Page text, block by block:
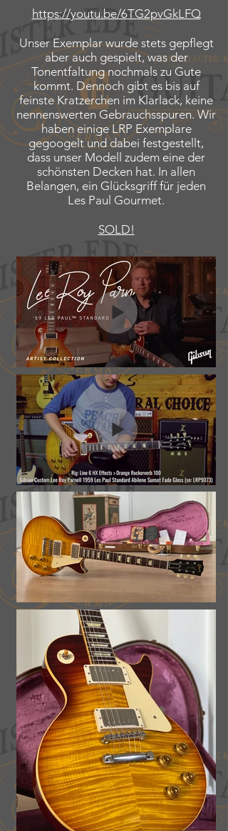
https://youtu.be/6TG2pvGkLFQ
Unser Exemplar wurde stets gepflegt
aber auch gespielt, was der
Tonentfaltung nochmals zu Gute
kommt. Dennoch gibt es bis auf
feinste Kratzerchen im Klarlack, keine
nennenswerten Gebrauchsspuren. Wir
haben einige LRP Exemplare
gegoogelt und dabei festgestellt,
dass unser Modell zudem eine der
schönsten Decken hat. In allen
Belangen, ein Glücksgriff für jeden
Les Paul Gourmet.
SOLD!